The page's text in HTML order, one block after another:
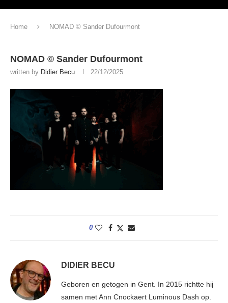
Home NOMAD © Sander Dufourmont
NOMAD © Sander Dufourmont
written by Didier Becu 22/12/2025
0
DIDIER BECU
Geboren en getogen in Gent. In 2015 richtte hij
samen met Ann Cnockaert Luminous Dash op.